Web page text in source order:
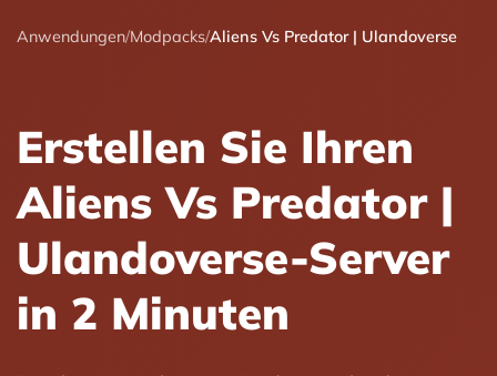
Anwendungen/Modpacks/Aliens Vs Predator | Ulandoverse
Erstellen Sie Ihren
Aliens Vs Predator |
Ulandoverse-Server
in 2 Minuten